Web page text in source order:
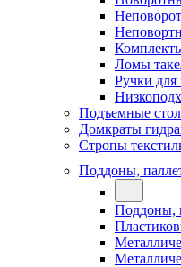
Ломы
Ручки
Подъемные
Домкраты
Стропы
Поддоны,
Поддоны,